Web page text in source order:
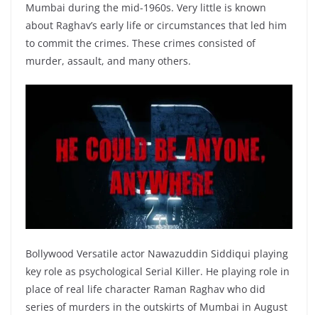
Mumbai during the mid-1960s. Very little is known
about Raghav’s early life or circumstances that led him
to commit the crimes. These crimes consisted of
murder, assault, and many others.
Bollywood Versatile actor Nawazuddin Siddiqui playing
key role as psychological Serial Killer. He playing role in
place of real life character Raman Raghav who did
series of murders in the outskirts of Mumbai in August